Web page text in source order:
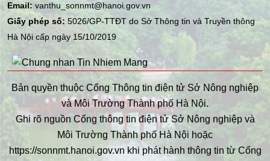
Email: vanthu_sonnmt@hanoi.gov.vn
Giấy phép số: 5026/GP-TTĐT do Sở Thông tin và Truyền thông
Hà Nội cấp ngày 15/10/2019
Bản quyền thuộc Cổng Thông tin điện tử Sở Nông nghiệp
và Môi Trường Thành phố Hà Nội.
Ghi rõ nguồn Cổng thông tin điện tử Sở Nông nghiệp và
Môi Trường Thành phố Hà Nội hoặc
https://sonnmt.hanoi.gov.vn khi phát hành thông tin từ Cổng